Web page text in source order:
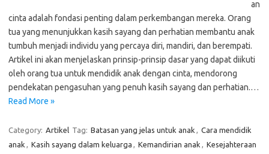
an
cinta adalah fondasi penting dalam perkembangan mereka. Orang
tua yang menunjukkan kasih sayang dan perhatian membantu anak
tumbuh menjadi individu yang percaya diri, mandiri, dan berempati.
Artikel ini akan menjelaskan prinsip-prinsip dasar yang dapat diikuti
oleh orang tua untuk mendidik anak dengan cinta, mendorong
pendekatan pengasuhan yang penuh kasih sayang dan perhatian.…
Read More »
Category: Artikel Tag: Batasan yang jelas untuk anak , Cara mendidik
anak , Kasih sayang dalam keluarga , Kemandirian anak , Kesejahteraan